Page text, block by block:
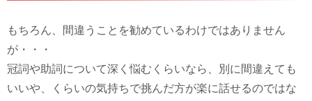
もちろん、間違うことを勧めているわけではありません
が・・・
冠詞や助詞について深く悩むくらいなら、別に間違えても
いいや、くらいの気持ちで挑んだ方が楽に話せるのではな